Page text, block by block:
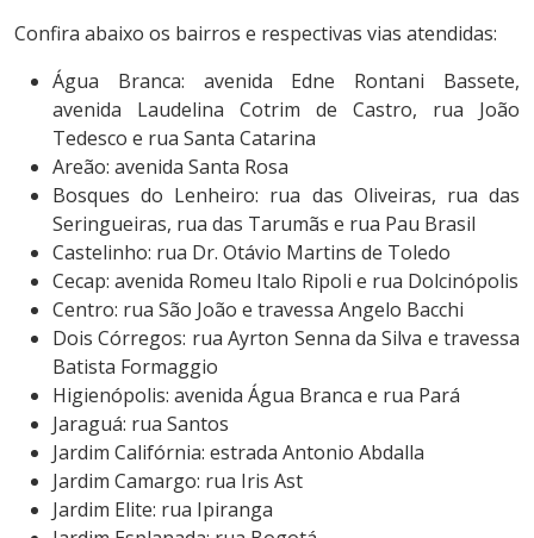
Confira abaixo os bairros e respectivas vias atendidas:
Água Branca: avenida Edne Rontani Bassete,
avenida Laudelina Cotrim de Castro, rua João
Tedesco e rua Santa Catarina
Areão: avenida Santa Rosa
Bosques do Lenheiro: rua das Oliveiras, rua das
Seringueiras, rua das Tarumãs e rua Pau Brasil
Castelinho: rua Dr. Otávio Martins de Toledo
Cecap: avenida Romeu Italo Ripoli e rua Dolcinópolis
Centro: rua São João e travessa Angelo Bacchi
Dois Córregos: rua Ayrton Senna da Silva e travessa
Batista Formaggio
Higienópolis: avenida Água Branca e rua Pará
Jaraguá: rua Santos
Jardim Califórnia: estrada Antonio Abdalla
Jardim Camargo: rua Iris Ast
Jardim Elite: rua Ipiranga